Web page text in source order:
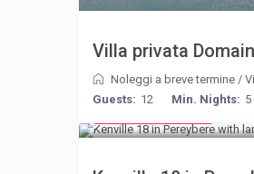
Villa privata
Noleggi a breve termine /
Guests: 12 Min. Nights: 5